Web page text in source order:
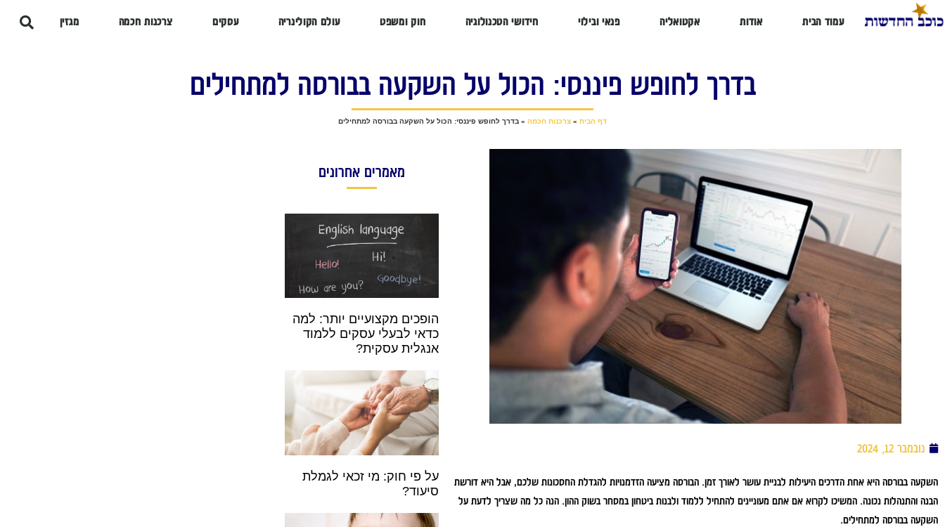
עמוד הבית אודות אקטואליה פנאי ובילוי חידושי הטכנולוגיה חוק ומשפט עולם הקולינריה עסקים צרכנות חכמה מגזין
בדרך לחופש פיננסי: הכול על השקעה בבורסה למתחילים
דף הבית » צרכנות חכמה » בדרך לחופש פיננסי: הכול על השקעה בבורסה למתחילים
נובמבר 12, 2024
השקעה בבורסה היא אחת הדרכים היעילות לבניית עושר לאורך זמן. הבורסה מציעה הזדמנויות להגדלת החסכונות שלכם, אבל היא דורשת
הבנה והתנהלות נכונה. המשיכו לקרוא אם אתם מעוניינים להתחיל ללמוד ולבנות ביטחון במסחר בשוק ההון. הנה כל מה שצריך לדעת על
השקעה בבורסה למתחילים.
מאמרים אחרונים
הופכים מקצועיים יותר: למה
כדאי לבעלי עסקים ללמוד
אנגלית עסקית?
על פי חוק: מי זכאי לגמלת
סיעוד?